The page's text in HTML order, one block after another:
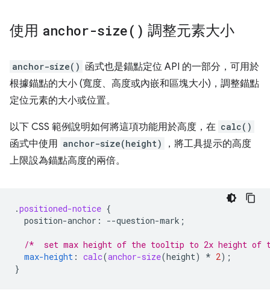
使用 anchor-size( ) 調整元素大小
anchor-size() 函式也是錨點定位 API 的一部分，可用於
根據錨點的大小 (寬度、高度或內嵌和區塊大小)，調整錨點
定位元素的大小或位置。
以下 CSS 範例說明如何將這項功能用於高度，在 calc()
函式中使用 anchor-size(height)
，將工具提示的高度
上限設為錨點高度的兩倍。
.positioned-notice {
position-anchor : --question-mark ;
/*  set max height of the tooltip to 2x height of
max-height : calc(anchor-size(height) * 2);
}